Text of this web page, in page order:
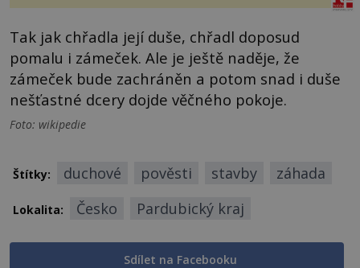
Tak jak chřadla její duše, chřadl doposud
pomalu i zámeček. Ale je ještě naděje, že
zámeček bude zachráněn a potom snad i duše
nešťastné dcery dojde věčného pokoje.
Foto: wikipedie
Štítky: duchové pověsti stavby záhada
Lokalita: Česko Pardubický kraj
Sdílet na Facebooku